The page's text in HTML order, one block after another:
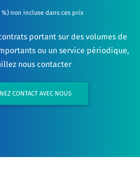
%) non incluse dans ces prix
portant sur des volumes de
ou un service périodique,
nous contacter
CONTACT AVEC NOUS